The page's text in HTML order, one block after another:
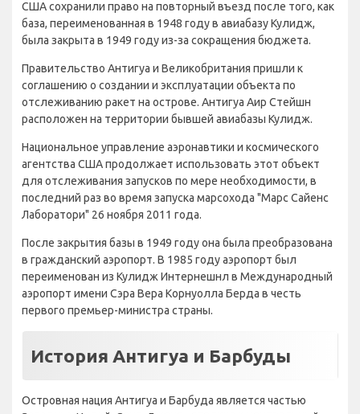
США сохранили право на повторный въезд после того, как
база, переименованная в 1948 году в авиабазу Кулидж,
была закрыта в 1949 году из-за сокращения бюджета.
Правительство Антигуа и Великобритания пришли к
соглашению о создании и эксплуатации объекта по
отслеживанию ракет на острове. Антигуа Аир Стейшн
расположен на территории бывшей авиабазы Кулидж.
Национальное управление аэронавтики и космического
агентства США продолжает использовать этот объект
для отслеживания запусков по мере необходимости, в
последний раз во время запуска марсохода "Марс Сайенс
Лаборатори" 26 ноября 2011 года.
После закрытия базы в 1949 году она была преобразована
в гражданский аэропорт. В 1985 году аэропорт был
переименован из Кулидж Интернешнл в Международный
аэропорт имени Сэра Вера Корнуолла Берда в честь
первого премьер-министра страны.
История Антигуа и Барбуды
Островная нация Антигуа и Барбуда является частью